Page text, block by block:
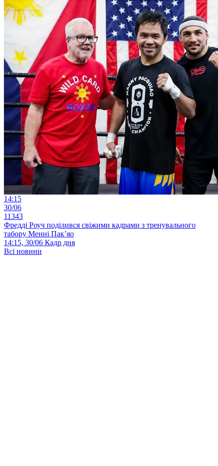
14:15
30/06
11343
Фредді Роуч поділився свіжими кадрами з тренувального
табору Менні Пак’яо
14:15, 30/06 Кадр дня
Всі новини